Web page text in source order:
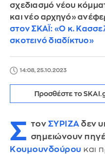
σχεδιασμό νέου
και νέο αρχηγό»
στον ΣΚΑΪ: «Ο κ.
σκοτεινό διαδίκτυο»
14:08, 25.10.2023
Προσθέστε το
Σ τον ΣΥΡΙΖΑ δεν
σημειώνουν
Κουμουνδούρου και